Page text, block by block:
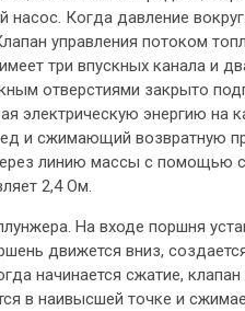
Когда давление
управления потоком
три впускных канала и
отверстиями закрыто
электрическую энергию на
и сжимающий возвратную
линию массы с помощью
2,4 Ом.
На входе поршня
движется вниз,
начинается сжатие,
в наивысшей точке и